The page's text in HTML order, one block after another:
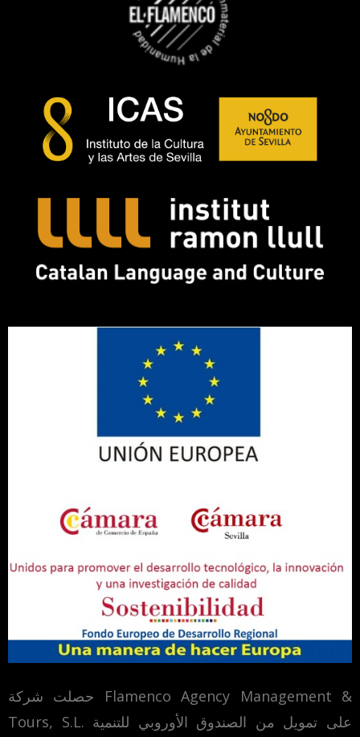
حصلت شركة Flamenco Agency Management &
Tours, S.L. على تمويل من الصندوق الأوروبي للتنمية